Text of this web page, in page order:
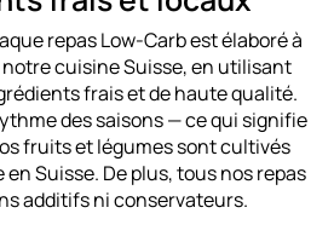
repas Low-Carb est élaboré à
cuisine Suisse, en utilisant
frais et de haute qualité.
des saisons — ce qui signifie
fruits et légumes sont cultivés
Suisse. De plus, tous nos repas
additifs ni conservateurs.